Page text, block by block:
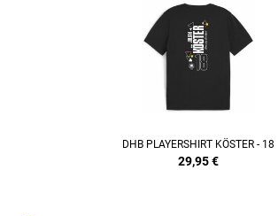
DHB PLAYERSHIRT KÖSTER - 18
29,95€